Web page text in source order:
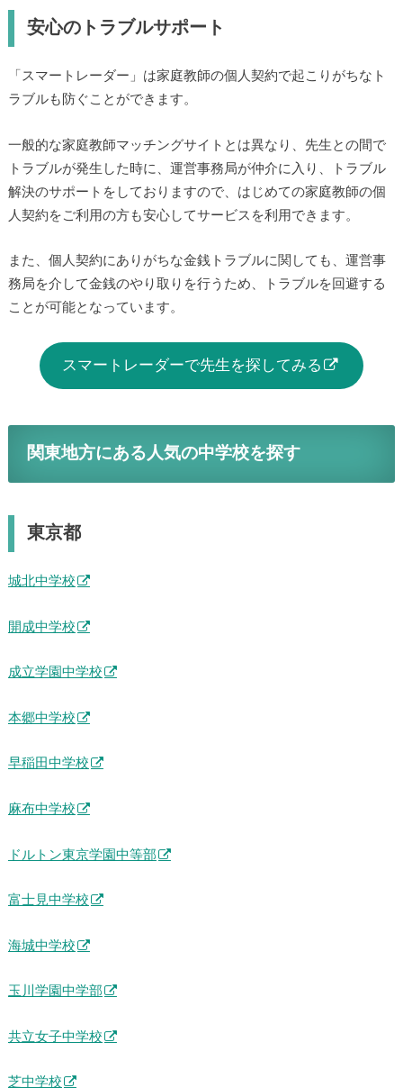
安心のトラブルサポート
「スマートレーダー」は家庭教師の個人契約で起こりがちなト
ラブルも防ぐことができます。
一般的な家庭教師マッチングサイトとは異なり、先生との間で
トラブルが発生した時に、運営事務局が仲介に入り、トラブル
解決のサポートをしておりますので、はじめての家庭教師の個
人契約をご利用の方も安心してサービスを利用できます。
また、個人契約にありがちな金銭トラブルに関しても、運営事
務局を介して金銭のやり取りを行うため、トラブルを回避する
ことが可能となっています。
スマートレーダーで先生を探してみる
関東地方にある人気の中学校を探す
東京都
城北中学校
開成中学校
成立学園中学校
本郷中学校
早稲田中学校
麻布中学校
ドルトン東京学園中等部
富士見中学校
海城中学校
玉川学園中学部
共立女子中学校
芝中学校